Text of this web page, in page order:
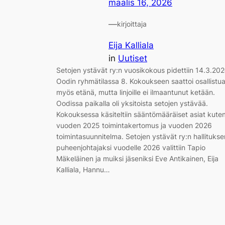
maalis 16, 2026
—kirjoittaja
Eija Kalliala
in Uutiset
Setojen ystävät ry:n vuosikokous pidettiin
Oodin ryhmätilassa 8. Kokoukseen saattoi osallistua
myös etänä, mutta linjoille ei ilmaantunut ketään.
Oodissa paikalla oli yksitoista setojen ystävää.
Kokouksessa käsiteltiin sääntömääräiset asiat kuten
vuoden 2025 toimintakertomus ja vuoden 2026
toimintasuunnitelma. Setojen ystävät ry:n
puheenjohtajaksi vuodelle 2026 valittiin Tapio
Mäkeläinen ja muiksi jäseniksi Eve Antikainen, Eija
Kalliala, Hannu…